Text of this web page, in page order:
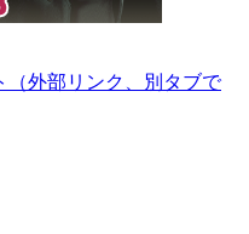
（外部リンク、別タブで